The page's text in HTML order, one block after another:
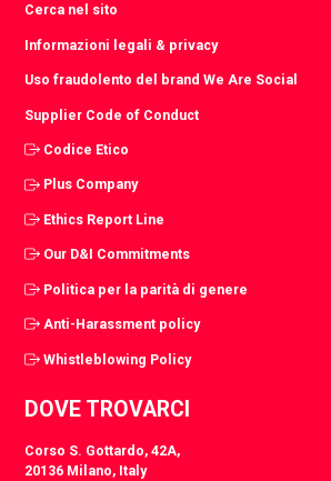
Cerca nel sito
Informazioni legali & privacy
Uso fraudolento del brand We Are Social
Supplier Code of Conduct
Codice Etico
Plus Company
Ethics Report Line
Our D&I Commitments
Politica per la parità di genere
Anti-Harassment policy
Whistleblowing Policy
DOVE TROVARCI
Corso S. Gottardo, 42A,
20136 Milano, Italy